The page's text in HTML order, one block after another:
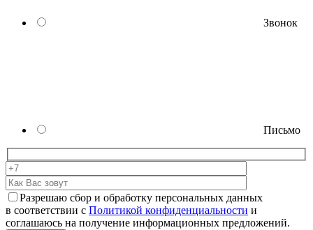
Звонок
Письмо
Разрешаю сбор и обработку персональных данных
в соответствии с Политикой конфиденциальности и
соглашаюсь на получение информационных предложений.